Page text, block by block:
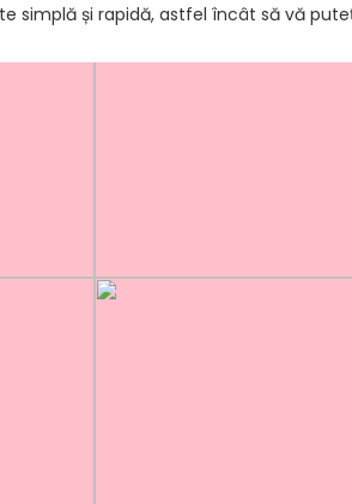
simplă și rapidă, astfel încât să vă